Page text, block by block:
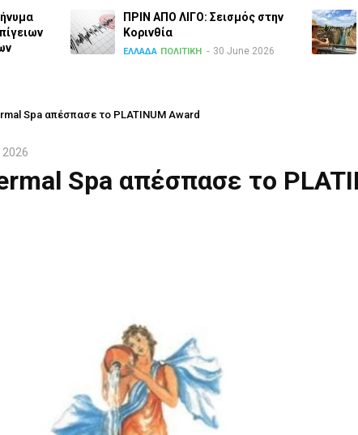
ΠΡΙΝ ΑΠΟ ΛΙΓO: Σεισμός στην
Κορινθία
ΕΛΛΑΔΑ ΠΟΛΙΤΙΚΗ 30 June 2026
Spa απέσπασε το PLATINUM Award
2026
Spa απέσπασε το